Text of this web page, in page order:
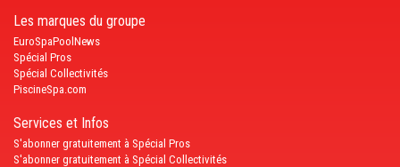
Les marques du groupe
EuroSpaPoolNews
Spécial Pros
Spécial Collectivités
PiscineSpa.com
Services et Infos
S'abonner gratuitement à Spécial Pros
S'abonner gratuitement à Spécial Collectivités